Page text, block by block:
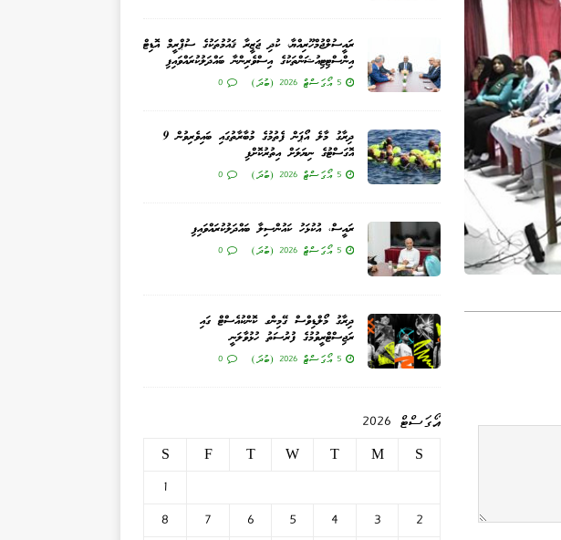
ރައީސުލްޖުމްހޫރިއްޔާ، ކުދި ޖަޒީރާ ޤައުމުތަކުގެ ސުޕްރީމް އޮޑިޓް
އިންސްޓިޓިއުޝަންތަކުގެ އިސްވެރިންނާ ބައްދަލުކުރައްވައިފި
5 އޯގަސްޓް 2026 (ބުދަ) 0
ދިރާގު މާލެ އޯޕަން ފެތުމުގެ މުބާރާތުގައި ބައިވެރިވުން 9
އޮގަސްޓުގެ ނިޔަލަށް އިތުރުކޮށްފި
5 އޯގަސްޓް 2026 (ބުދަ) 0
ރައީސް، އުކުޅަހު ކައުންސިލާ ބައްދަލުކުރައްވައިފި
5 އޯގަސްޓް 2026 (ބުދަ) 0
ދިރާގު މޯލްޑިވްސް ގޭމިންގ ކޮންކުއެސްޓް ގައި
ރަޖިސްޓްރީވުމުގެ ފުރުސަތު ހުޅުވާލަނީ
5 އޯގަސްޓް 2026 (ބުދަ) 0
އޯގަސްޓް 2026
S
M
T
W
T
F
S
1
2
3
4
5
6
7
8